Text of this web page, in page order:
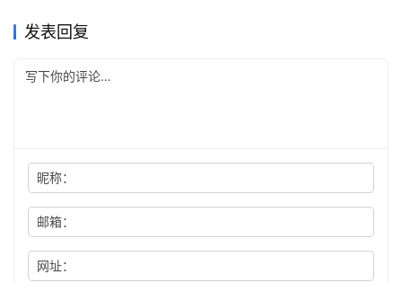
发表回复
昵称：
邮箱：
网址：